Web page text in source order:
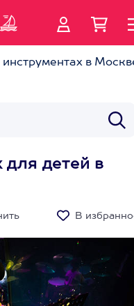
в
для детей в
В